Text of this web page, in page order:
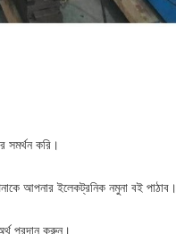
সমর্থন করি।
আপনার ইলেকট্রনিক নমুনা বই পাঠাব।
প্রদান করুন।